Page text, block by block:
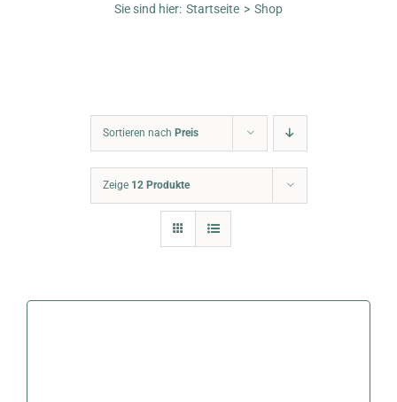
Sie sind hier: Startseite Shop
Sortieren nach Preis
Zeige 12 Produkte